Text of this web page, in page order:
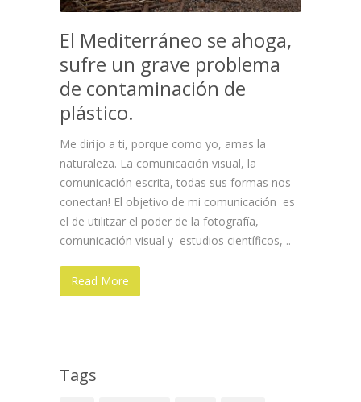
El Mediterráneo se ahoga,
sufre un grave problema
de contaminación de
plástico.
Me dirijo a ti, porque como yo, amas la
naturaleza. La comunicación visual, la
comunicación escrita, todas sus formas nos
conectan! El objetivo de mi comunicación es
el de utilitzar el poder de la fotografía,
comunicación visual y estudios científicos, ..
Read More
Tags